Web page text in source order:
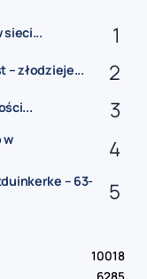
sieci...
– złodzieje...
w
– 63-
10018